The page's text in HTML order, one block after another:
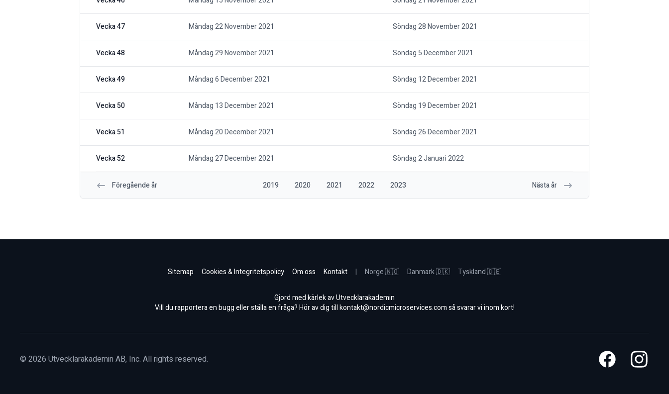
Vecka 47 Måndag 22 November 2021 Söndag 28 November 2021
Vecka 48 Måndag 29 November 2021 Söndag 5 December 2021
Vecka 49 Måndag 6 December 2021 Söndag 12 December 2021
Vecka 50 Måndag 13 December 2021 Söndag 19 December 2021
Vecka 51 Måndag 20 December 2021 Söndag 26 December 2021
Vecka 52 Måndag 27 December 2021 Söndag 2 Januari 2022
Föregående år 2019 2020 2021 2022 2023 Nästa år
Sitemap Cookies & Integritetspolicy Om oss Kontakt | Norge 🇳🇴 Danmark 🇩🇰 Tyskland 🇩🇪
Gjord med kärlek av Utvecklarakademin
Vill du rapportera en bugg eller ställa en fråga? Hör av dig tillkontakt@nordicmicroservices.comså svarar vi inom kort!
FacebookInstagram
© 2026 Utvecklarakademin AB, Inc. All rights reserved.